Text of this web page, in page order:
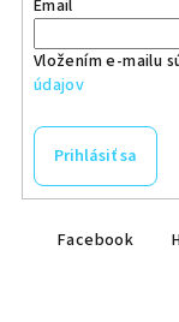
Email
Vložením e-mailu
údajov
Prihlásiť sa
Facebook